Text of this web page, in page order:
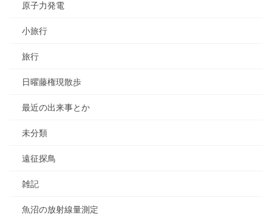
原子力発電
小旅行
旅行
日曜藤権現散歩
最近の出来事とか
未分類
遠征探鳥
雑記
魚沼の放射線量測定